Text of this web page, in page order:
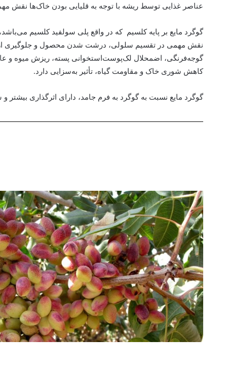
عناصر غذایی توسط ریشه با توجه به قلیایی بودن خاک‌ها نقش
گوگرد مایع بر پایه کلسیم که در واقع پلی سولفید کلسیم می‌باشد،
نقش مهمی در تقسیم سلولی، درشت شدن محصول و جلوگیری از
گوجه‌فرنگی، اضمحلال لک‌پوست‌استخوانی پسته، ریزش میوه و
کاهش شوری خاک و مقاومت گیاه، تأثیر به‌سزایی دارد.
گوگرد مایع نسبت به گوگرد به فرم جامد، دارای اثرگذاری بیشتر